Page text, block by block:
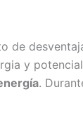
de
y
.